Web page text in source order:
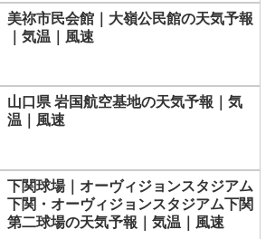
美祢市民会館｜大嶺公民館の天気予報
｜気温｜風速
山口県 岩国航空基地の天気予報｜気
温｜風速
下関球場｜オーヴィジョンスタジアム
下関・オーヴィジョンスタジアム下関
第二球場の天気予報｜気温｜風速